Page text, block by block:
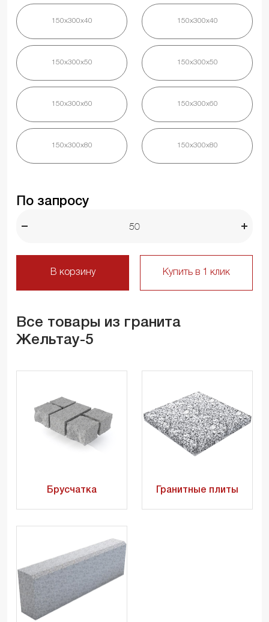
150х300х40 150х300х40
150х300х50 150х300х50
150х300х60 150х300х60
150х300х80 150х300х80
По запросу
В корзину Купить в 1 клик
Все товары из гранита
Жельтау-5
Брусчатка Гранитные плиты